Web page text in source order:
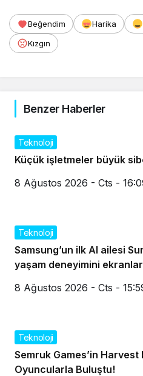
Beğendim Harika
Kızgın
Benzer Haberler
Teknoloji
Küçük
8 Ağustos 2026 - Cts -
Teknoloji
Samsung’un ilk AI ailesi
yaşam deneyimini
8 Ağustos 2026 - Cts -
Teknoloji
Semruk Games’in Harvest
Oyuncularla Buluştu!